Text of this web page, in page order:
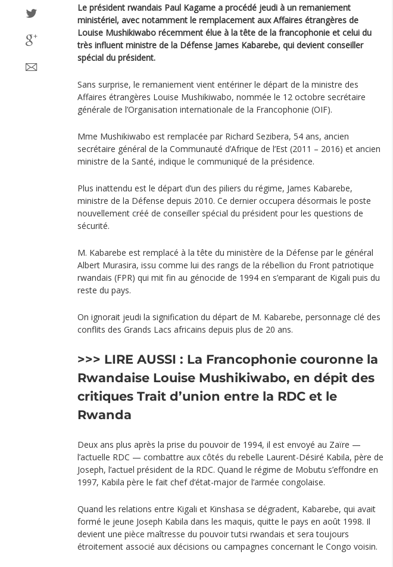
Le président rwandais Paul Kagame a procédé jeudi à un remaniement
ministériel, avec notamment le remplacement aux Affaires étrangères de
Louise Mushikiwabo récemment élue à la tête de la francophonie et celui du
très influent ministre de la Défense James Kabarebe, qui devient conseiller
spécial du président.
Sans surprise, le remaniement vient entériner le départ de la ministre des
Affaires étrangères Louise Mushikiwabo, nommée le 12 octobre secrétaire
générale de l’Organisation internationale de la Francophonie (OIF).
Mme Mushikiwabo est remplacée par Richard Sezibera, 54 ans, ancien
secrétaire général de la Communauté d’Afrique de l’Est (2011 – 2016) et ancien
ministre de la Santé, indique le communiqué de la présidence.
Plus inattendu est le départ d’un des piliers du régime, James Kabarebe,
ministre de la Défense depuis 2010. Ce dernier occupera désormais le poste
nouvellement créé de conseiller spécial du président pour les questions de
sécurité.
M. Kabarebe est remplacé à la tête du ministère de la Défense par le général
Albert Murasira, issu comme lui des rangs de la rébellion du Front patriotique
rwandais (FPR) qui mit fin au génocide de 1994 en s’emparant de Kigali puis du
reste du pays.
On ignorait jeudi la signification du départ de M. Kabarebe, personnage clé des
conflits des Grands Lacs africains depuis plus de 20 ans.
>>> LIRE AUSSI : La Francophonie couronne la
Rwandaise Louise Mushikiwabo, en dépit des
critiques Trait d’union entre la RDC et le
Rwanda
Deux ans plus après la prise du pouvoir de 1994, il est envoyé au Zaïre —
l’actuelle RDC — combattre aux côtés du rebelle Laurent-Désiré Kabila, père de
Joseph, l’actuel président de la RDC. Quand le régime de Mobutu s’effondre en
1997, Kabila père le fait chef d‘état-major de l’armée congolaise.
Quand les relations entre Kigali et Kinshasa se dégradent, Kabarebe, qui avait
formé le jeune Joseph Kabila dans les maquis, quitte le pays en août 1998. Il
devient une pièce maîtresse du pouvoir tutsi rwandais et sera toujours
étroitement associé aux décisions ou campagnes concernant le Congo voisin.